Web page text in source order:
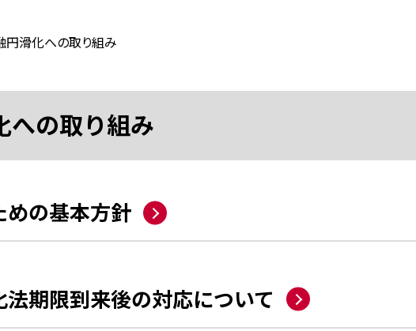
円滑化への取り組み
への取り組み
の基本方針
期限到来後の対応について